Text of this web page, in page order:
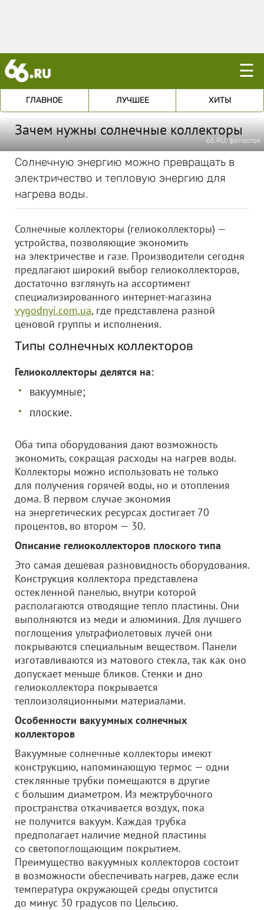
☰
ГЛАВНОЕ ЛУЧШЕЕ ХИТЫ
Зачем нужны солнечные коллекторы
66.RU, фотосток
Солнечную энергию можно превращать в
электричество и тепловую энергию для
нагрева воды.
Солнечные коллекторы (гелиоколлекторы) —
устройства, позволяющие экономить
на электричестве и газе. Производители сегодня
предлагают широкий выбор гелиоколлекторов,
достаточно взглянуть на ассортимент
специализированного интернет-магазина
vygodnyi.com.ua, где представлена разной
ценовой группы и исполнения.
Типы солнечных коллекторов
Гелиоколлекторы делятся на:
вакуумные;
плоские.
Оба типа оборудования дают возможность
экономить, сокращая расходы на нагрев воды.
Коллекторы можно использовать не только
для получения горячей воды, но и отопления
дома. В первом случае экономия
на энергетических ресурсах достигает 70
процентов, во втором — 30.
Описание гелиоколлекторов плоского типа
Это самая дешевая разновидность оборудования.
Конструкция коллектора представлена
остекленной панелью, внутри которой
располагаются отводящие тепло пластины. Они
выполняются из меди и алюминия. Для лучшего
поглощения ультрафиолетовых лучей они
покрываются специальным веществом. Панели
изготавливаются из матового стекла, так как оно
допускает меньше бликов. Стенки и дно
гелиоколлектора покрывается
теплоизоляционными материалами.
Особенности вакуумных солнечных
коллекторов
Вакуумные солнечные коллекторы имеют
конструкцию, напоминающую термос — одни
стеклянные трубки помещаются в другие
с большим диаметром. Из межтрубочного
пространства откачивается воздух, пока
не получится вакуум. Каждая трубка
предполагает наличие медной пластины
со светопоглощающим покрытием.
Преимущество вакуумных коллекторов состоит
в возможности обеспечивать нагрев, даже если
температура окружающей среды опустится
до минус 30 градусов по Цельсию.